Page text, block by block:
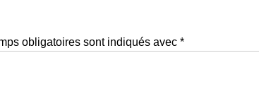
obligatoires sont indiqués avec *